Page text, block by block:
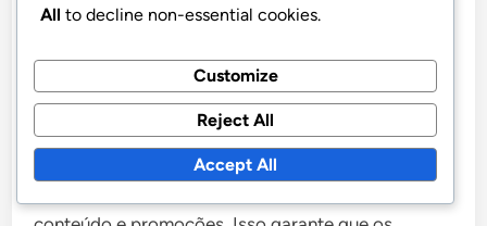
Entre as novas funcionalidades introduzidas na
atualização mais recente estão as definições de
notificações melhoradas, que permitem aos
All to decline non-essential cookies.
Customize
Reject All
Accept All